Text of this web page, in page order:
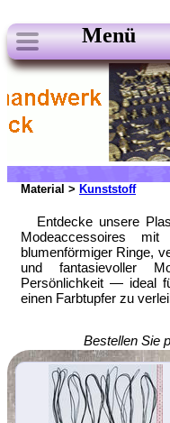
Menü
Material > Kunststoff
Entdecke unsere
Modeaccessoires mit
blumenförmiger Ringe,
und fantasievoller
Persönlichkeit — ideal
einen Farbtupfer zu
Bestellen Sie